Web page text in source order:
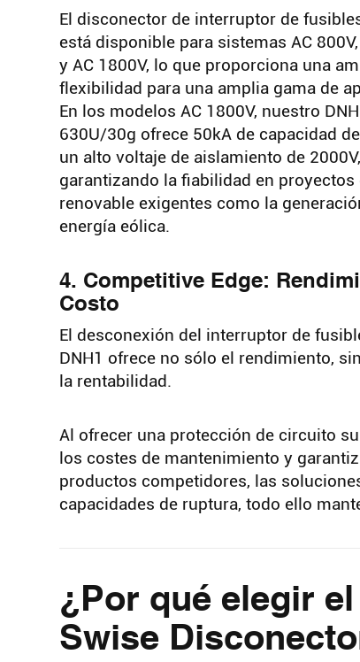
El disconector de interruptor de
está disponible para sistemas AC
y AC 1800V, lo que proporciona una
flexibilidad para una amplia gama de
En los modelos AC 1800V, nuestro
630U/30g ofrece 50kA de capacidad
un alto voltaje de aislamiento de 2000V,
garantizando la fiabilidad en proyectos
renovable exigentes como la
energía eólica.
4. Competitive Edge:
Costo
El desconexión del interruptor de
DNH1 ofrece no sólo el rendimiento,
la rentabilidad.
Al ofrecer una protección de circuito
los costes de mantenimiento y
productos competidores, las
capacidades de ruptura, todo ello
¿Por qué elegir
Swise